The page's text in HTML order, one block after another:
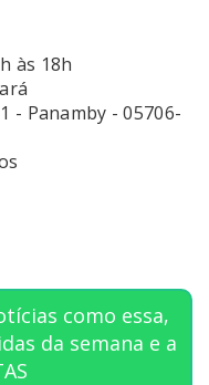
às 18h
- Panamby - 05706-
como essa,
da semana e a